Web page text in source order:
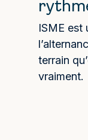
ISME est
terrain
vraiment.